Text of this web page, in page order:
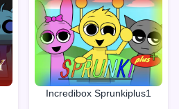
Incredibox Sprunkiplus1